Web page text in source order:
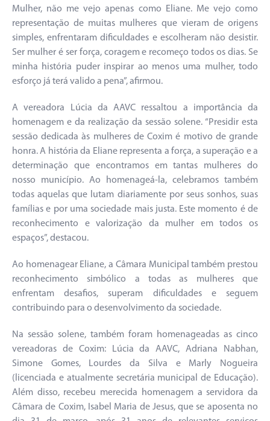
Mulher, não me vejo apenas como Eliane. Me vejo como
representação de muitas mulheres que vieram de origens
simples, enfrentaram dificuldades e escolheram não desistir.
Ser mulher é ser força, coragem e recomeço todos os dias. Se
minha história puder inspirar ao menos uma mulher, todo
esforço já terá valido a pena”, afirmou.
A vereadora Lúcia da AAVC ressaltou a importância da
homenagem e da realização da sessão solene. “Presidir esta
sessão dedicada às mulheres de Coxim é motivo de grande
honra. A história da Eliane representa a força, a superação e a
determinação que encontramos em tantas mulheres do
nosso município. Ao homenageá-la, celebramos também
todas aquelas que lutam diariamente por seus sonhos, suas
famílias e por uma sociedade mais justa. Este momento é de
reconhecimento e valorização da mulher em todos os
espaços”, destacou.
Ao homenagear Eliane, a Câmara Municipal também prestou
reconhecimento simbólico a todas as mulheres que
enfrentam desafios, superam dificuldades e seguem
contribuindo para o desenvolvimento da sociedade.
Na sessão solene, também foram homenageadas as cinco
vereadoras de Coxim: Lúcia da AAVC, Adriana Nabhan,
Simone Gomes, Lourdes da Silva e Marly Nogueira
(licenciada e atualmente secretária municipal de Educação).
Além disso, recebeu merecida homenagem a servidora da
Câmara de Coxim, Isabel Maria de Jesus, que se aposenta no